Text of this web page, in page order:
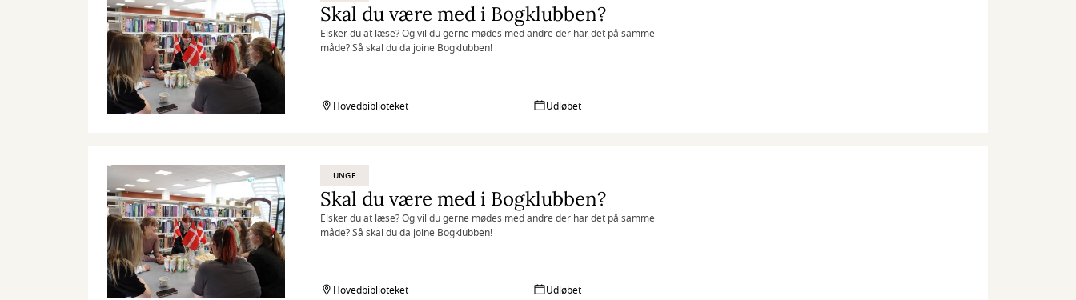
Skal du være med i Bogklubben?
Elsker du at læse? Og vil du gerne mødes med andre der har det på samme
måde? Så skal du da joine Bogklubben!
Hovedbiblioteket Udløbet
UNGE
Skal du være med i Bogklubben?
Elsker du at læse? Og vil du gerne mødes med andre der har det på samme
måde? Så skal du da joine Bogklubben!
Hovedbiblioteket Udløbet